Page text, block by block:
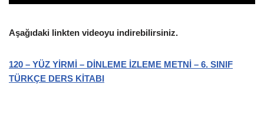
Aşağıdaki linkten videoyu indirebilirsiniz.
120 – YÜZ YİRMİ – DİNLEME İZLEME METNİ – 6. SINIF
TÜRKÇE DERS KİTABI